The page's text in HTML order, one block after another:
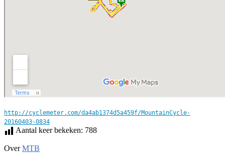
http://cyclemeter.com/da4ab1374d5a459f/MountainCycle-
20160403-0834
Aantal keer bekeken: 788
OverMTB